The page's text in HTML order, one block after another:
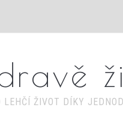
LEHČÍ ŽIVOT DÍKY